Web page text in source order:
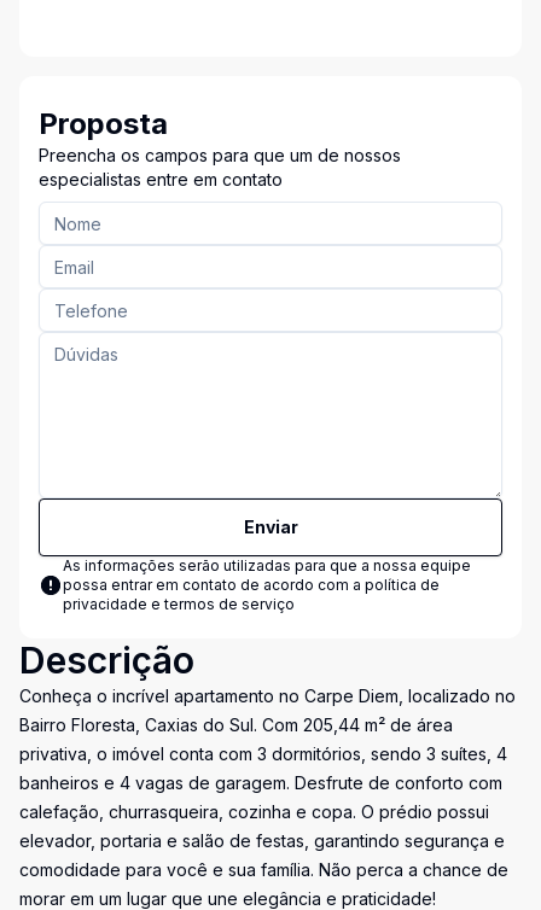
Proposta
Preencha os campos para que um de nossos
especialistas entre em contato
Enviar
As informações serão utilizadas para que a nossa equipe
possa entrar em contato de acordo com a política de
privacidade e termos de serviço
Descrição
Conheça o incrível apartamento no Carpe Diem, localizado no
Bairro Floresta, Caxias do Sul. Com 205,44 m² de área
privativa, o imóvel conta com 3 dormitórios, sendo 3 suítes, 4
banheiros e 4 vagas de garagem. Desfrute de conforto com
calefação, churrasqueira, cozinha e copa. O prédio possui
elevador, portaria e salão de festas, garantindo segurança e
comodidade para você e sua família. Não perca a chance de
morar em um lugar que une elegância e praticidade!